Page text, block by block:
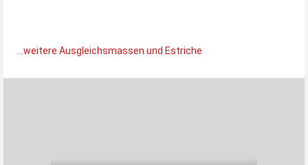
...weitere Ausgleichsmassen und Estriche